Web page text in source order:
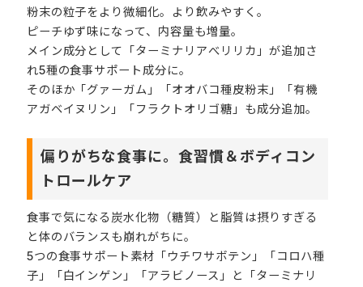
粉末の粒子をより微細化。より飲みやすく。
ピーチゆず味になって、内容量も増量。
メイン成分として「ターミナリアべリリカ」が追加さ
れ5種の食事サポート成分に。
そのほか「グァーガム」「オオバコ種皮粉末」「有機
アガベイヌリン」「フラクトオリゴ糖」も成分追加。
偏りがちな食事に。食習慣＆ボディコン
トロールケア
食事で気になる炭水化物（糖質）と脂質は摂りすぎる
と体のバランスも崩れがちに。
5つの食事サポート素材「ウチワサボテン」「コロハ種
子」「白インゲン」「アラビノース」と「ターミナリ